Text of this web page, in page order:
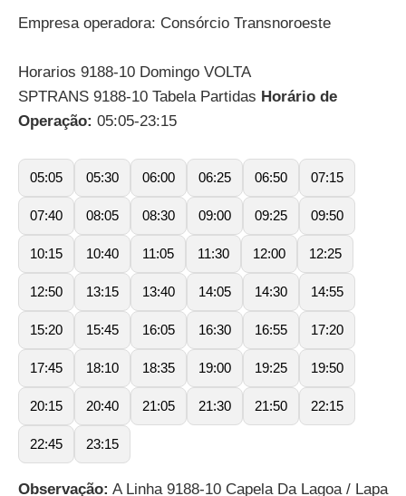
Empresa operadora: Consórcio Transnoroeste
Horarios 9188-10 Domingo VOLTA
SPTRANS 9188-10 Tabela Partidas Horário de
Operação: 05:05-23:15
05:05 05:30 06:00 06:25 06:50 07:15
07:40 08:05 08:30 09:00 09:25 09:50
10:15 10:40 11:05 11:30 12:00 12:25
12:50 13:15 13:40 14:05 14:30 14:55
15:20 15:45 16:05 16:30 16:55 17:20
17:45 18:10 18:35 19:00 19:25 19:50
20:15 20:40 21:05 21:30 21:50 22:15
22:45 23:15
Observação: A Linha 9188-10 Capela Da Lagoa / Lapa